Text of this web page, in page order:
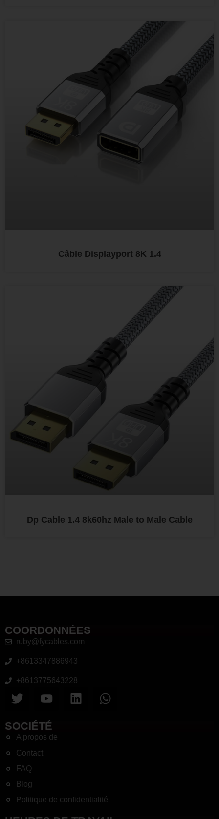
Câble Displayport 8K 1.4
Dp Cable 1.4 8k60hz Male to Male Cable
COORDONNÉES
ruby@fycables.com
+8613347886943
+8613775643228
SOCIÉTÉ
A propos de
Contact
FAQ
Blog
Politique de confidentialité